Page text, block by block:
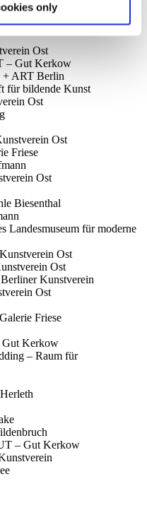
only
Meyer, Veronika Patzuda,
für bildende Kunst
Ost
– Gut Kerkow
ART Berlin
für bildende Kunst
Ost
Ost
Friese
Ost
Biesenthal
Landesmuseum für moderne
Ost
Ost
Kunstverein
Ost
Galerie Friese
Kerkow
– Raum für
– Gut Kerkow